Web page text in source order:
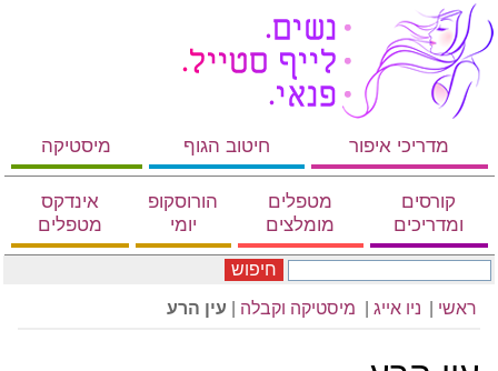
מדריכי איפור חיטוב הגוף מיסטיקה
קורסים
ומדריכים
מטפלים
מומלצים
הורוסקופ
יומי
אינדקס
מטפלים
חיפוש
ראשי ניו אייג מיסטיקה וקבלה עין הרע